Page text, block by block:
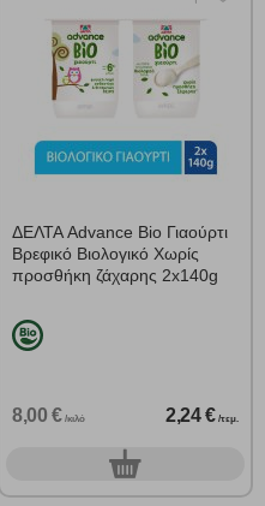
ΔΕΛΤΑ Advance Bio Γιαούρτι
Βρεφικό Βιολογικό Χωρίς
προσθήκη ζάχαρης 2x140g
8,00 € /κιλό 2,24 € /τεμ.
0τεμ.